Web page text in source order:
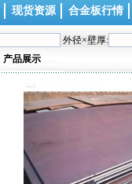
现货资源 合金板行情
外径×壁厚:
产品展示